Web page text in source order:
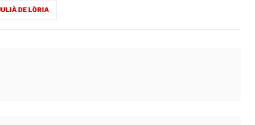
DE LÒRIA